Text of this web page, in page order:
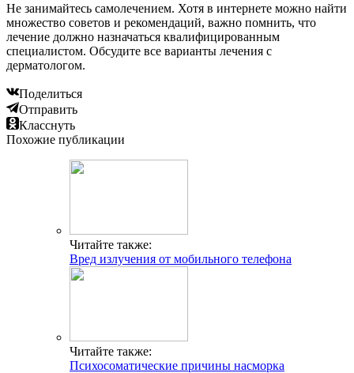
Не занимайтесь самолечением. Хотя в интернете можно найти
множество советов и рекомендаций, важно помнить, что
лечение должно назначаться квалифицированным
специалистом. Обсудите все варианты лечения с
дерматологом.
Поделиться
Отправить
Класснуть
Похожие публикации
Читайте также:
Вред излучения от мобильного телефона
Читайте также:
Психосоматические причины насморка